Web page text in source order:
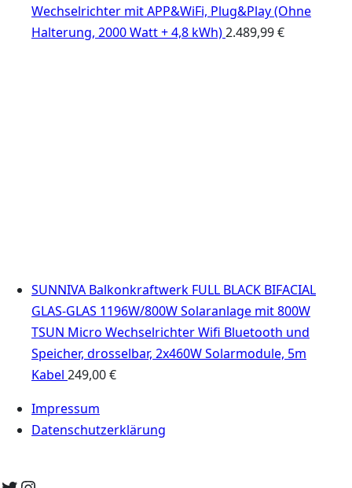
Wechselrichter mit APP&WiFi, Plug&Play (Ohne
Halterung, 2000 Watt + 4,8 kWh)2.489,99€
SUNNIVA Balkonkraftwerk FULL BLACK BIFACIAL
GLAS-GLAS 1196W/800W Solaranlage mit 800W
TSUN Micro Wechselrichter Wifi Bluetooth und
Speicher, drosselbar, 2x460W Solarmodule, 5m
Kabel 249,00€
Impressum
Datenschutzerklärung